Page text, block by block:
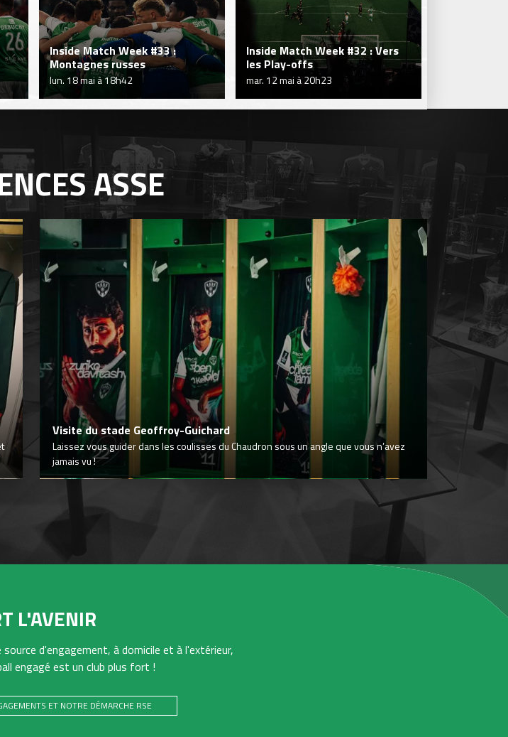
Inside Match Week #33 :
Montagnes russes
lun. 18 mai à 18h42
Inside Match Week #32 : Vers
les Play-offs
mar. 12 mai à 20h23
ASSE
Visite du stade Geoffroy-Guichard
Laissez vous guider dans les coulisses du Chaudron sous un angle que vous n’avez
jamais vu !
L'AVENIR
d'engagement, à domicile et à l'extérieur,
engagé est un club plus fort !
ET NOTRE DÉMARCHE RSE